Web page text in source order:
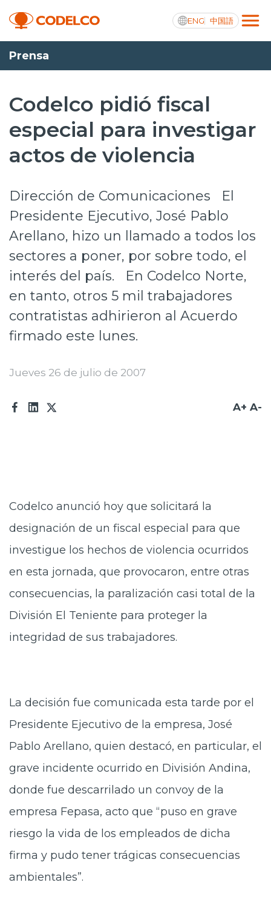
ENG 中国語
Transparencia activa
Nosotros
Operaciones
Sustentabilidad
Innovación
Inversionistas
Trabaja en Codelco
Transparencia activa
Acceso trabajadores/as
Prensa
Codelco pidió fiscal
especial para investigar
actos de violencia
Dirección de Comunicaciones El
Presidente Ejecutivo, José Pablo
Arellano, hizo un llamado a todos los
sectores a poner, por sobre todo, el
interés del país. En Codelco Norte,
en tanto, otros 5 mil trabajadores
contratistas adhirieron al Acuerdo
firmado este lunes.
Jueves 26 de julio de 2007
A+ A-
Codelco anunció hoy que solicitará la
designación de un fiscal especial para que
investigue los hechos de violencia ocurridos
en esta jornada, que provocaron, entre otras
consecuencias, la paralización casi total de la
División El Teniente para proteger la
integridad de sus trabajadores.
La decisión fue comunicada esta tarde por el
Presidente Ejecutivo de la empresa, José
Pablo Arellano, quien destacó, en particular, el
grave incidente ocurrido en División Andina,
donde fue descarrilado un convoy de la
empresa Fepasa, acto que “puso en grave
riesgo la vida de los empleados de dicha
firma y pudo tener trágicas consecuencias
ambientales”.